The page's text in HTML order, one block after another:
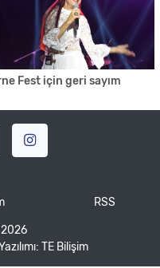
Fest için geri sayım
RSS
TE Bilişim